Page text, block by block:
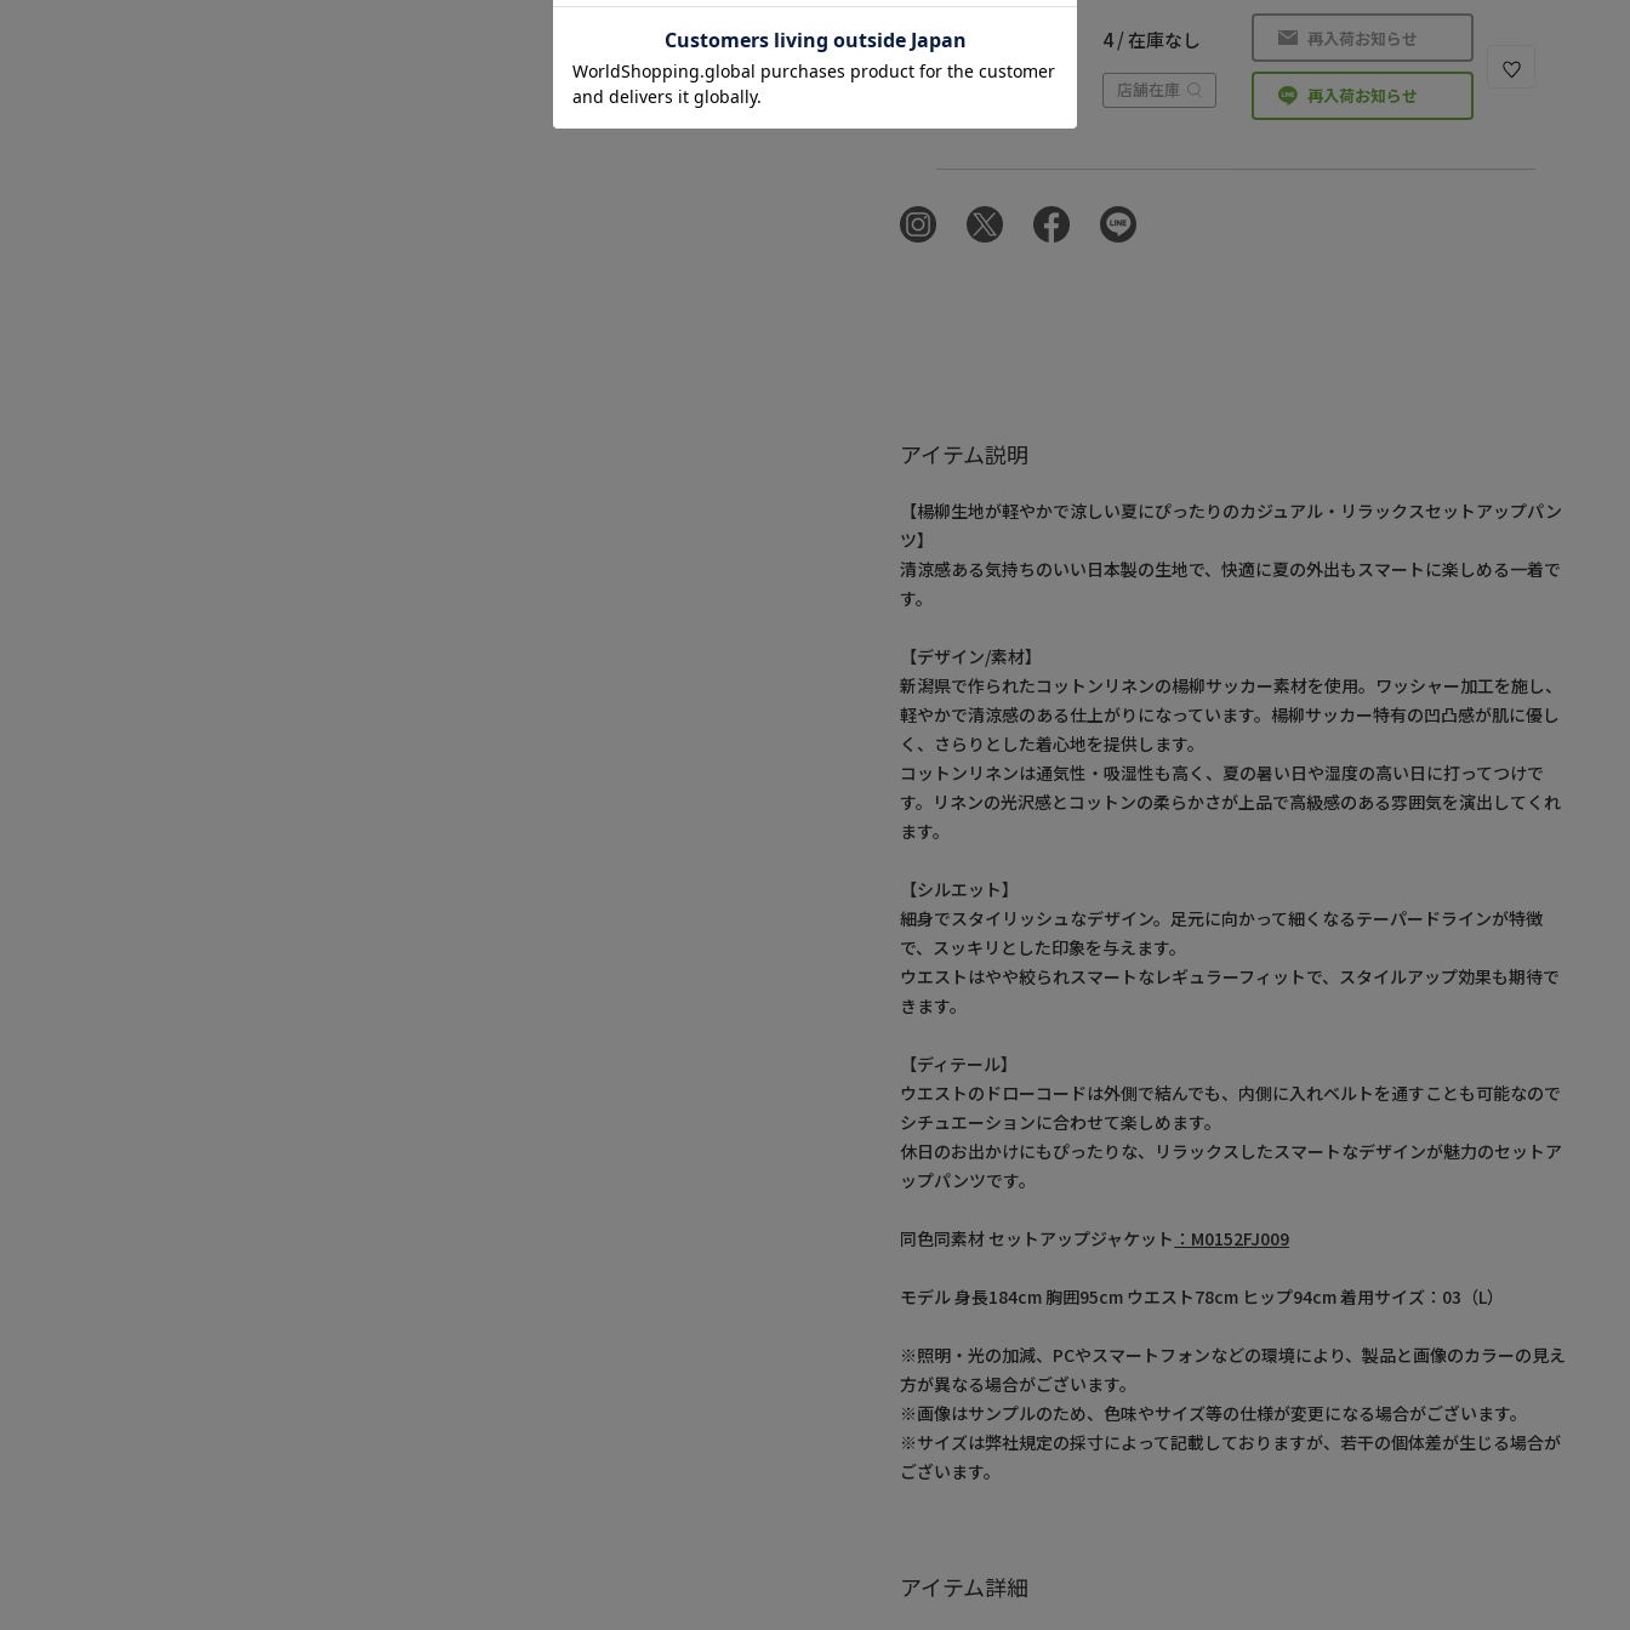
4 / 在庫なし
店舗在庫
再入荷お知らせ
再入荷お知らせ
アイテム説明
【楊柳生地が軽やかで涼しい夏にぴったりのカジュアル・リラックスセットアップパン
ツ】
清涼感ある気持ちのいい日本製の生地で、快適に夏の外出もスマートに楽しめる一着で
す。
【デザイン/素材】
新潟県で作られたコットンリネンの楊柳サッカー素材を使用。ワッシャー加工を施し、
軽やかで清涼感のある仕上がりになっています。楊柳サッカー特有の凹凸感が肌に優し
く、さらりとした着心地を提供します。
コットンリネンは通気性・吸湿性も高く、夏の暑い日や湿度の高い日に打ってつけで
す。リネンの光沢感とコットンの柔らかさが上品で高級感のある雰囲気を演出してくれ
ます。
【シルエット】
細身でスタイリッシュなデザイン。足元に向かって細くなるテーパードラインが特徴
で、スッキリとした印象を与えます。
ウエストはやや絞られスマートなレギュラーフィットで、スタイルアップ効果も期待で
きます。
【ディテール】
ウエストのドローコードは外側で結んでも、内側に入れベルトを通すことも可能なので
シチュエーションに合わせて楽しめます。
休日のお出かけにもぴったりな、リラックスしたスマートなデザインが魅力のセットア
ップパンツです。
同色同素材 セットアップジャケット ：M0152FJ009
モデル 身長184cm 胸囲95cm ウエスト78cm ヒップ94cm 着用サイズ：03（L）
※照明・光の加減、PCやスマートフォンなどの環境により、製品と画像のカラーの見え
方が異なる場合がございます。
※画像はサンプルのため、色味やサイズ等の仕様が変更になる場合がございます。
※サイズは弊社規定の採寸によって記載しておりますが、若干の個体差が生じる場合が
ございます。
アイテム詳細